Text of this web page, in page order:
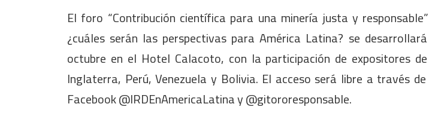
El foro “Contribución científica para una minería justa y
¿cuáles serán las perspectivas para América Latina? se
octubre en el Hotel Calacoto, con la participación de expositores
Inglaterra, Perú, Venezuela y Bolivia. El acceso será libre a través
Facebook @IRDEnAmericaLatina y @gitororesponsable.